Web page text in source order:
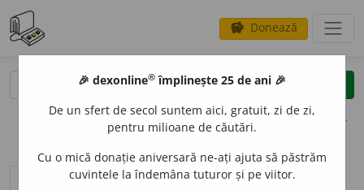
savings Donează
clear
opțiuni
definiții (1) pronunțievolume_up (2)
🎉 dexonline® împlinește 25 de ani 🎉
De un sfert de secol suntem aici, gratuit, zi de zi,
pentru milioane de căutări.
Cu o mică donație aniversară ne-ați ajuta să păstrăm
cuvintele la îndemâna tuturor și pe viitor.